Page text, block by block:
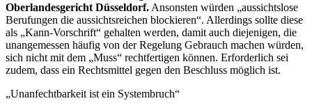
Oberlandesgericht Düsseldorf. Ansonsten würden „aussichtslose
Berufungen die aussichtsreichen blockieren“. Allerdings sollte diese
als „Kann-Vorschrift“ gehalten werden, damit auch diejenigen, die
unangemessen häufig von der Regelung Gebrauch machen würden,
sich nicht mit dem „Muss“ rechtfertigen können. Erforderlich sei
zudem, dass ein Rechtsmittel gegen den Beschluss möglich ist.
„Unanfechtbarkeit ist ein Systembruch“